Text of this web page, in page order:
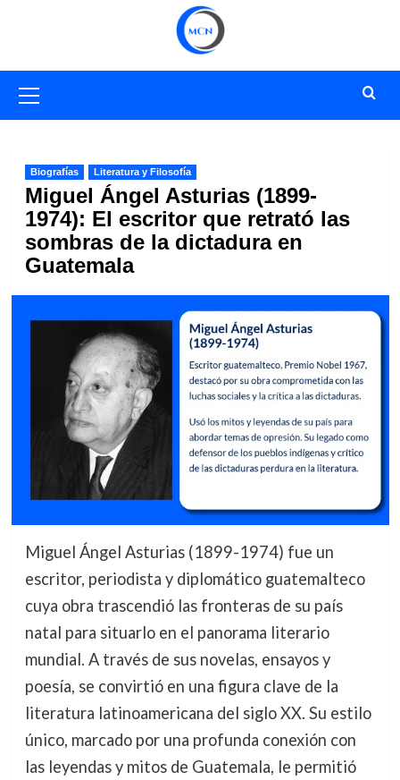
primario
Biografías Literatura y Filosofía
Miguel Ángel Asturias (1899-
1974): El escritor que retrató las
sombras de la dictadura en
Guatemala
Miguel Ángel Asturias (1899-1974) fue un
escritor, periodista y diplomático guatemalteco
cuya obra trascendió las fronteras de su país
natal para situarlo en el panorama literario
mundial. A través de sus novelas, ensayos y
poesía, se convirtió en una figura clave de la
literatura latinoamericana del siglo XX. Su estilo
único, marcado por una profunda conexión con
las leyendas y mitos de Guatemala, le permitió